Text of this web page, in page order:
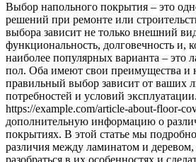
Выбор напольного покрытия – это
решений при ремонте или
выбора зависит не только внешний
функциональность, долговечность и,
наиболее популярных варианта – это
пол. Оба имеют свои преимущества и
правильный выбор зависит от ваших
потребностей и условий
https://example.com/article-about-floor-
дополнительную информацию о
покрытиях. В этой статье мы
различия между ламинатом и